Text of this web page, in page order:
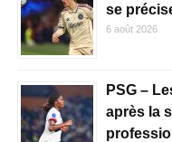
se
6 août 2026
PSG –
après la